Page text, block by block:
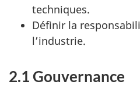
techniques.
Définir la
l’industrie.
2.1 Gouvernance